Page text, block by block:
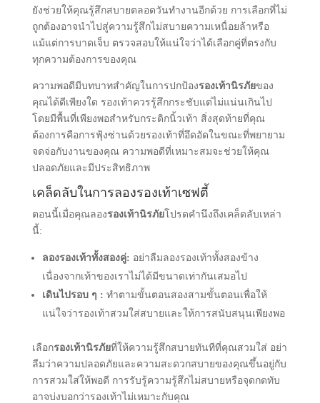
ยังช่วยให้คุณรู้สึกสบายตลอดวันทํางานอีกด้วย การเลือกที่ไม่
ถูกต้องอาจนําไปสู่ความรู้สึกไม่สบายความเหนื่อยล้าหรือ
แม้แต่การบาดเจ็บ ตรวจสอบให้แน่ใจว่าได้เลือกคู่ที่ตรงกับ
ทุกความต้องการของคุณ
ความพอดีมีบทบาทสําคัญในการปกป้องรองเท้านิรภัยของ
คุณได้ดีเพียงใด รองเท้าควรรู้สึกกระชับแต่ไม่แน่นเกินไป
โดยมีพื้นที่เพียงพอสําหรับกระดิกนิ้วเท้า สิ่งสุดท้ายที่คุณ
ต้องการคือการฟุ้งซ่านด้วยรองเท้าที่อึดอัดในขณะที่พยายาม
จดจ่อกับงานของคุณ ความพอดีที่เหมาะสมจะช่วยให้คุณ
ปลอดภัยและมีประสิทธิภาพ
เคล็ดลับในการลองรองเท้าเซฟตี้
ตอนนี้เมื่อคุณลองรองเท้านิรภัยโปรดคํานึงถึงเคล็ดลับเหล่า
นี้:
ลองรองเท้าทั้งสองคู่: อย่าลืมลองรองเท้าทั้งสองข้าง
เนื่องจากเท้าของเราไม่ได้มีขนาดเท่ากันเสมอไป
เดินไปรอบ ๆ : ทําตามขั้นตอนสองสามขั้นตอนเพื่อให้
แน่ใจว่ารองเท้าสวมใส่สบายและให้การสนับสนุนเพียงพอ
เลือกรองเท้านิรภัยที่ให้ความรู้สึกสบายทันทีที่คุณสวมใส่ อย่า
ลืมว่าความปลอดภัยและความสะดวกสบายของคุณขึ้นอยู่กับ
การสวมใส่ให้พอดี การรับรู้ความรู้สึกไม่สบายหรือจุดกดทับ
อาจบ่งบอกว่ารองเท้าไม่เหมาะกับคุณ